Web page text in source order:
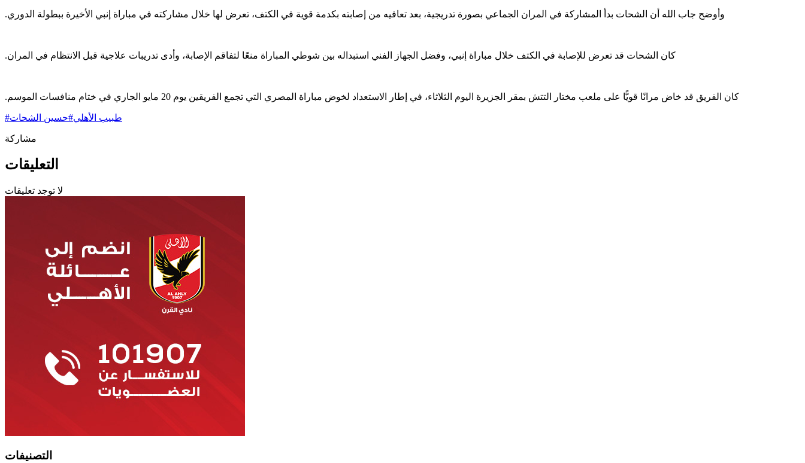
وأوضح جاب الله أن الشحات بدأ المشاركة في المران الجماعي بصورة تدريجية، بعد تعافيه من إصابته بكدمة قوية في الكتف، ‏تعرض لها خلال مشاركته في مباراة إنبي الأخيرة ببطولة الدوري.‏
كان الشحات قد تعرض للإصابة في الكتف خلال مباراة إنبي، وفضل الجهاز الفني استبداله بين شوطي المباراة منعًا لتفاقم ‏الإصابة، وأدى تدريبات علاجية قبل الانتظام في المران.‏
كان الفريق قد خاض مرانًا قويًّا على ملعب مختار التتش بمقر الجزيرة اليوم الثلاثاء، في إطار الاستعداد لخوض مباراة ‏المصري التي تجمع الفريقين يوم 20 مايو الجاري في ختام منافسات الموسم.‏
# طبيب الأهلي#حسين الشحات
مشاركة
التعليقات
لا توجد تعليقات
التصنيفات